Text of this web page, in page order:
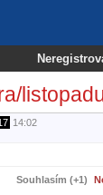
14:02
Souhlasím (+1)